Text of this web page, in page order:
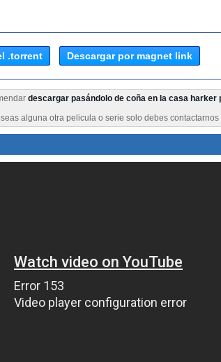
.torrent Descargar por magnet link
descargar pasándolo de coña en la casa harker
alguna otra pelicula o serie solo debes